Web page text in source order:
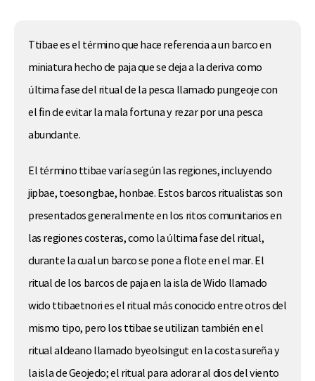
Ttibae es el término que hace referencia a un barco en
miniatura hecho de paja que se deja a la deriva como
última fase del ritual de la pesca llamado pungeoje con
el fin de evitar la mala fortuna y rezar por una pesca
abundante.
El término ttibae varía según las regiones, incluyendo
jipbae, toesongbae, honbae. Estos barcos ritualistas son
presentados generalmente en los ritos comunitarios en
las regiones costeras, como la última fase del ritual,
durante la cual un barco se pone a flote en el mar. El
ritual de los barcos de paja en la isla de Wido llamado
wido ttibaetnori es el ritual más conocido entre otros del
mismo tipo, pero los ttibae se utilizan también en el
ritual aldeano llamado byeolsingut en la costa sureña y
la isla de Geojedo; el ritual para adorar al dios del viento